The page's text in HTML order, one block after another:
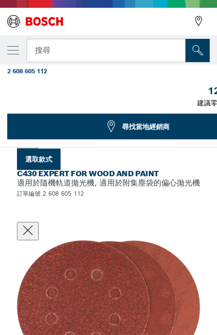
搜尋
選擇您的規格
選取款式
C430 EXPERT FOR WOOD AND PAINT
適用於隨機軌道拋光機, 適用於附集塵袋的偏心拋光機
訂單編號 2 608 605 112
您選取的款式
適用於偏心砂磨機的C430砂紙，Expert for
Paint，125 mm直徑，8孔
2 608 605 112
建議
尋找當地經銷商